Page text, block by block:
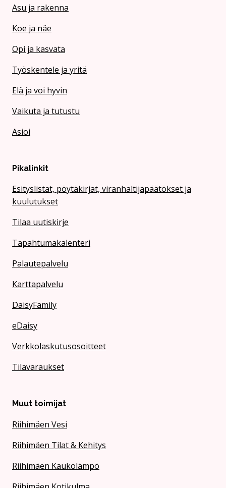
Asu ja rakenna
Koe ja näe
Opi ja kasvata
Työskentele ja yritä
Elä ja voi hyvin
Vaikuta ja tutustu
Asioi
Pikalinkit
Esityslistat, pöytäkirjat, viranhaltijapäätökset ja
kuulutukset
Tilaa uutiskirje
Tapahtumakalenteri
Palautepalvelu
Karttapalvelu
DaisyFamily
eDaisy
Verkkolaskutusosoitteet
Tilavaraukset
Muut toimijat
Riihimäen Vesi
Riihimäen Tilat & Kehitys
Riihimäen Kaukolämpö